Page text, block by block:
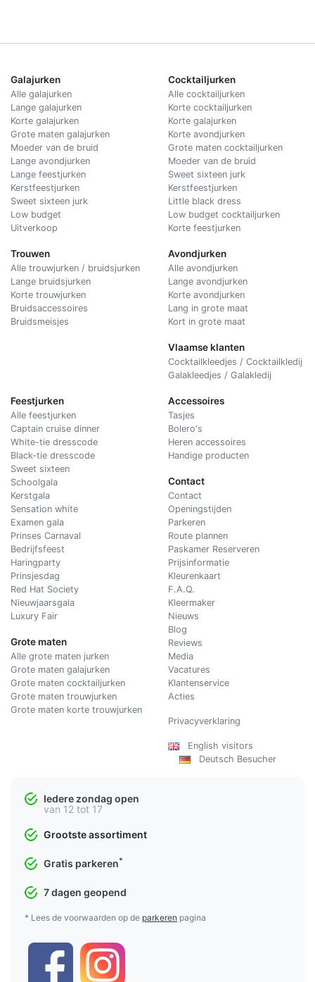
Galajurken
Alle galajurken
Lange galajurken
Korte galajurken
Grote maten galajurken
Moeder van de bruid
Lange avondjurken
Lange feestjurken
Kerstfeestjurken
Sweet sixteen jurk
Low budget
Uitverkoop
Trouwen
Alle trouwjurken / bruidsjurken
Lange bruidsjurken
Korte trouwjurken
Bruidsaccessoires
Bruidsmeisjes
Cocktailjurken
Alle cocktailjurken
Korte cocktailjurken
Korte galajurken
Korte avondjurken
Grote maten cocktailjurken
Moeder van de bruid
Sweet sixteen jurk
Kerstfeestjurken
Little black dress
Low budget cocktailjurken
Korte feestjurken
Avondjurken
Alle avondjurken
Lange avondjurken
Korte avondjurken
Lang in grote maat
Kort in grote maat
Vlaamse klanten
Cocktailkleedjes / Cocktailkledij
Galakleedjes / Galakledij
Feestjurken
Alle feestjurken
Captain cruise dinner
White-tie dresscode
Black-tie dresscode
Sweet sixteen
Schoolgala
Kerstgala
Sensation white
Examen gala
Prinses Carnaval
Bedrijfsfeest
Haringparty
Prinsjesdag
Red Hat Society
Nieuwjaarsgala
Luxury Fair
Grote maten
Alle grote maten jurken
Grote maten galajurken
Grote maten cocktailjurken
Grote maten trouwjurken
Grote maten korte trouwjurken
Accessoires
Tasjes
Bolero's
Heren accessoires
Handige producten
Contact
Contact
Openingstijden
Parkeren
Route plannen
Paskamer Reserveren
Prijsinformatie
Kleurenkaart
F.A.Q.
Kleermaker
Nieuws
Blog
Reviews
Media
Vacatures
Klantenservice
Acties
Privacyverklaring
English visitors
Deutsch Besucher
Iedere zondag open
van 12 tot 17
Grootste assortiment
Gratis parkeren*
7 dagen geopend
* Lees de voorwaarden op de parkeren pagina